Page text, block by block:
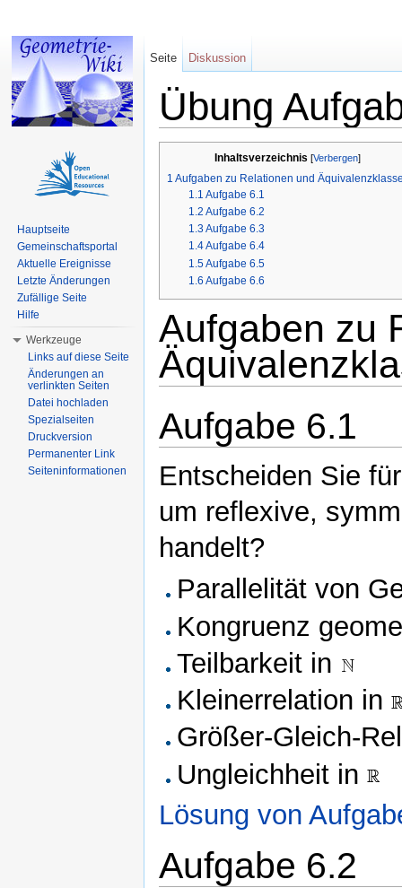
Übung
Inhaltsverzeichnis [Verbergen]
1 Aufgaben zu Relationen und
1.1 Aufgabe 6.1
1.2 Aufgabe 6.2
1.3Aufgabe 6.3
1.4Aufgabe 6.4
1.5Aufgabe 6.5
1.6 Aufgabe 6.6
Aufgaben zu
Aufgabe 6.1
Entscheiden Sie
um reflexive,
handelt?
Parallelität von
Kongruenz
Teilbarkeit in
Kleinerrelation in
Größer-Gleich-
Ungleichheit in
Lösung von
Aufgabe 6.2
Seite Diskussion
Hauptseite
Gemeinschaftsportal
Aktuelle Ereignisse
Letzte Änderungen
Zufällige Seite
Hilfe
Werkzeuge
Links auf diese Seite
Änderungen an
verlinkten Seiten
Datei hochladen
Spezialseiten
Druckversion
Permanenter Link
Seiteninformationen